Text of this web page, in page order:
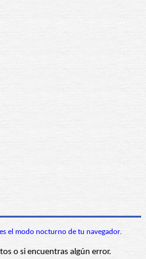
el modo nocturno de tu navegador.
o si encuentras algún error.